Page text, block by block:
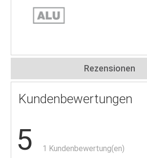
Rezensionen
Kundenbewertungen
5 1 Kundenbewertung(en)